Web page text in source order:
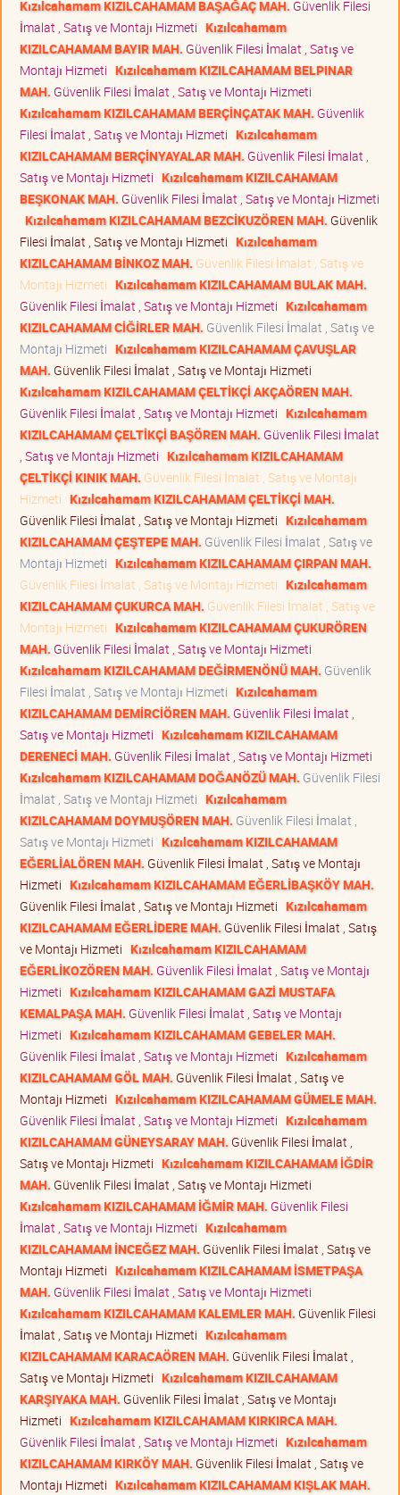
Kızılcahamam KIZILCAHAMAM BAŞAĞAÇ MAH. Güvenlik Filesi
İmalat , Satış ve Montajı Hizmeti Kızılcahamam
KIZILCAHAMAM BAYIR MAH. Güvenlik Filesi İmalat , Satış ve
Montajı Hizmeti Kızılcahamam KIZILCAHAMAM BELPINAR
MAH. Güvenlik Filesi İmalat , Satış ve Montajı Hizmeti
Kızılcahamam KIZILCAHAMAM BERÇİNÇATAK MAH. Güvenlik
Filesi İmalat , Satış ve Montajı Hizmeti Kızılcahamam
KIZILCAHAMAM BERÇİNYAYALAR MAH. Güvenlik Filesi İmalat ,
Satış ve Montajı Hizmeti Kızılcahamam KIZILCAHAMAM
BEŞKONAK MAH. Güvenlik Filesi İmalat , Satış ve Montajı Hizmeti
Kızılcahamam KIZILCAHAMAM BEZCİKUZÖREN MAH. Güvenlik
Filesi İmalat , Satış ve Montajı Hizmeti Kızılcahamam
KIZILCAHAMAM BİNKOZ MAH. Güvenlik Filesi İmalat , Satış ve
Montajı Hizmeti Kızılcahamam KIZILCAHAMAM BULAK MAH.
Güvenlik Filesi İmalat , Satış ve Montajı Hizmeti Kızılcahamam
KIZILCAHAMAM CİĞİRLER MAH. Güvenlik Filesi İmalat , Satış ve
Montajı Hizmeti Kızılcahamam KIZILCAHAMAM ÇAVUŞLAR
MAH. Güvenlik Filesi İmalat , Satış ve Montajı Hizmeti
Kızılcahamam KIZILCAHAMAM ÇELTİKÇİ AKÇAÖREN MAH.
Güvenlik Filesi İmalat , Satış ve Montajı Hizmeti Kızılcahamam
KIZILCAHAMAM ÇELTİKÇİ BAŞÖREN MAH. Güvenlik Filesi İmalat
, Satış ve Montajı Hizmeti Kızılcahamam KIZILCAHAMAM
ÇELTİKÇİ KINIK MAH. Güvenlik Filesi İmalat , Satış ve Montajı
Hizmeti Kızılcahamam KIZILCAHAMAM ÇELTİKÇİ MAH.
Güvenlik Filesi İmalat , Satış ve Montajı Hizmeti Kızılcahamam
KIZILCAHAMAM ÇEŞTEPE MAH. Güvenlik Filesi İmalat , Satış ve
Montajı Hizmeti Kızılcahamam KIZILCAHAMAM ÇIRPAN MAH.
Güvenlik Filesi İmalat , Satış ve Montajı Hizmeti Kızılcahamam
KIZILCAHAMAM ÇUKURCA MAH. Güvenlik Filesi İmalat , Satış ve
Montajı Hizmeti Kızılcahamam KIZILCAHAMAM ÇUKURÖREN
MAH. Güvenlik Filesi İmalat , Satış ve Montajı Hizmeti
Kızılcahamam KIZILCAHAMAM DEĞİRMENÖNÜ MAH. Güvenlik
Filesi İmalat , Satış ve Montajı Hizmeti Kızılcahamam
KIZILCAHAMAM DEMİRCİÖREN MAH. Güvenlik Filesi İmalat ,
Satış ve Montajı Hizmeti Kızılcahamam KIZILCAHAMAM
DERENECİ MAH. Güvenlik Filesi İmalat , Satış ve Montajı Hizmeti
Kızılcahamam KIZILCAHAMAM DOĞANÖZÜ MAH. Güvenlik Filesi
İmalat , Satış ve Montajı Hizmeti Kızılcahamam
KIZILCAHAMAM DOYMUŞÖREN MAH. Güvenlik Filesi İmalat ,
Satış ve Montajı Hizmeti Kızılcahamam KIZILCAHAMAM
EĞERLİALÖREN MAH. Güvenlik Filesi İmalat , Satış ve Montajı
Hizmeti Kızılcahamam KIZILCAHAMAM EĞERLİBAŞKÖY MAH.
Güvenlik Filesi İmalat , Satış ve Montajı Hizmeti Kızılcahamam
KIZILCAHAMAM EĞERLİDERE MAH. Güvenlik Filesi İmalat , Satış
ve Montajı Hizmeti Kızılcahamam KIZILCAHAMAM
EĞERLİKOZÖREN MAH. Güvenlik Filesi İmalat , Satış ve Montajı
Hizmeti Kızılcahamam KIZILCAHAMAM GAZİ MUSTAFA
KEMALPAŞA MAH. Güvenlik Filesi İmalat , Satış ve Montajı
Hizmeti Kızılcahamam KIZILCAHAMAM GEBELER MAH.
Güvenlik Filesi İmalat , Satış ve Montajı Hizmeti Kızılcahamam
KIZILCAHAMAM GÖL MAH. Güvenlik Filesi İmalat , Satış ve
Montajı Hizmeti Kızılcahamam KIZILCAHAMAM GÜMELE MAH.
Güvenlik Filesi İmalat , Satış ve Montajı Hizmeti Kızılcahamam
KIZILCAHAMAM GÜNEYSARAY MAH. Güvenlik Filesi İmalat ,
Satış ve Montajı Hizmeti Kızılcahamam KIZILCAHAMAM İĞDİR
MAH. Güvenlik Filesi İmalat , Satış ve Montajı Hizmeti
Kızılcahamam KIZILCAHAMAM İĞMİR MAH. Güvenlik Filesi
İmalat , Satış ve Montajı Hizmeti Kızılcahamam
KIZILCAHAMAM İNCEĞEZ MAH. Güvenlik Filesi İmalat , Satış ve
Montajı Hizmeti Kızılcahamam KIZILCAHAMAM İSMETPAŞA
MAH. Güvenlik Filesi İmalat , Satış ve Montajı Hizmeti
Kızılcahamam KIZILCAHAMAM KALEMLER MAH. Güvenlik Filesi
İmalat , Satış ve Montajı Hizmeti Kızılcahamam
KIZILCAHAMAM KARACAÖREN MAH. Güvenlik Filesi İmalat ,
Satış ve Montajı Hizmeti Kızılcahamam KIZILCAHAMAM
KARŞIYAKA MAH. Güvenlik Filesi İmalat , Satış ve Montajı
Hizmeti Kızılcahamam KIZILCAHAMAM KIRKIRCA MAH.
Güvenlik Filesi İmalat , Satış ve Montajı Hizmeti Kızılcahamam
KIZILCAHAMAM KIRKÖY MAH. Güvenlik Filesi İmalat , Satış ve
Montajı Hizmeti Kızılcahamam KIZILCAHAMAM KIŞLAK MAH.